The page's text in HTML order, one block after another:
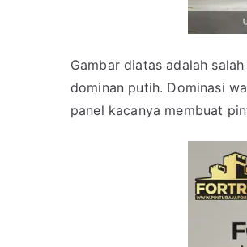
Gambar diatas adalah
dominan putih. Dominasi
panel kacanya membuat